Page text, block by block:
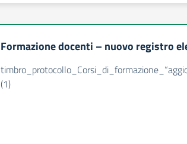
Formazione docenti – nuovo registro
(1)